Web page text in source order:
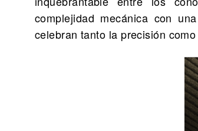
complejidad mecánica con
celebran tanto la precisión